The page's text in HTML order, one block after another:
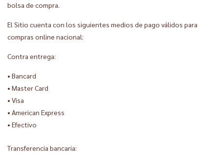
bolsa de compra.
El Sitio cuenta con los siguientes medios de pago válidos para
compras online nacional:
Contra entrega:
• Bancard
• Master Card
• Visa
• American Express
• Efectivo
Transferencia bancaria: